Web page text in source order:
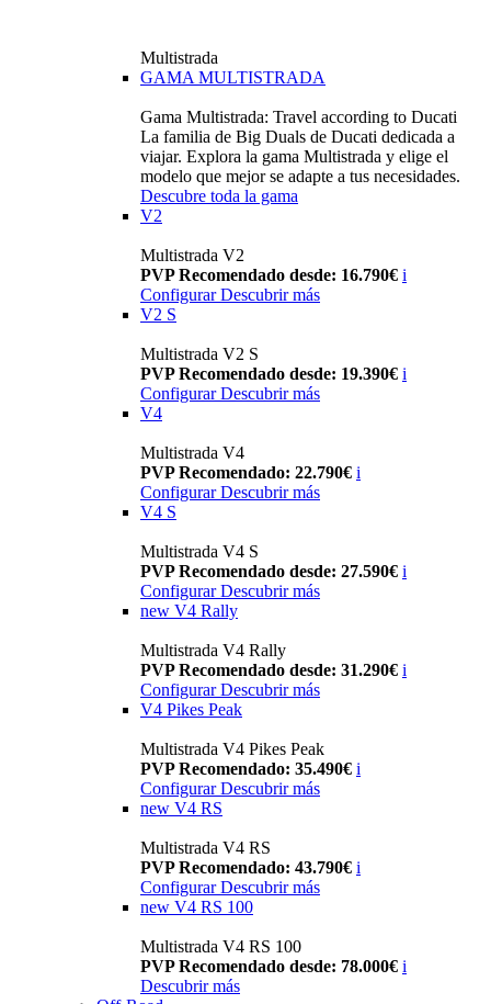
Multistrada
GAMA MULTISTRADA
Gama Multistrada: Travel according to Ducati
La familia de Big Duals de Ducati dedicada a
viajar. Explora la gama Multistrada y elige el
modelo que mejor se adapte a tus necesidades.
Descubre toda la gama
V2
Multistrada V2
PVP Recomendado desde: 16.790€ i
Configurar Descubrir más
V2 S
Multistrada V2 S
PVP Recomendado desde: 19.390€ i
Configurar Descubrir más
V4
Multistrada V4
PVP Recomendado: 22.790€ i
Configurar Descubrir más
V4 S
Multistrada V4 S
PVP Recomendado desde: 27.590€ i
Configurar Descubrir más
new V4 Rally
Multistrada V4 Rally
PVP Recomendado desde: 31.290€ i
Configurar Descubrir más
V4 Pikes Peak
Multistrada V4 Pikes Peak
PVP Recomendado: 35.490€ i
Configurar Descubrir más
new V4 RS
Multistrada V4 RS
PVP Recomendado: 43.790€ i
ConfigurarDescubrir más
new V4 RS 100
Multistrada V4 RS 100
PVP Recomendado desde: 78.000€ i
Descubrir más